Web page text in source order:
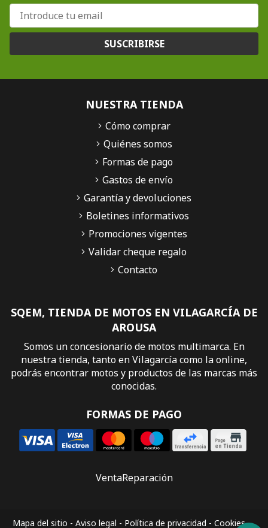
SUSCRIBIRSE
SQEM, TIENDA DE MOTOS EN VILAGARCÍA DE
AROUSA
Somos un concesionario de motos multimarca. En
nuestra tienda, tanto en Vilagarcía como la online,
podrás encontrar motos y productos de las marcas más
conocidas.
FORMAS DE PAGO
NUESTRA TIENDA
Cómo comprar
Quiénes somos
Formas de pago
Gastos de envío
Garantía y devoluciones
Boletines informativos
Promociones vigentes
Validar cheque regalo
Contacto
VentaReparación
Mapa del sitio - Aviso legal - Política de privacidad - Cookies-